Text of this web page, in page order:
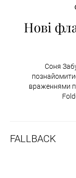
Нові
Соня
враженнями
FALLBACK